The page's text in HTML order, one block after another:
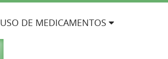
USO DE MEDICAMENTOS